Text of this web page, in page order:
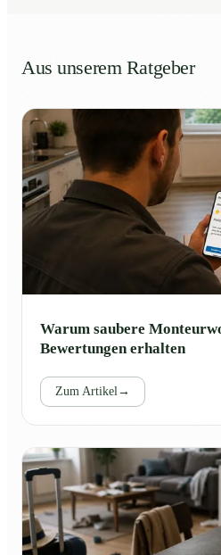
Aus unserem Ratgeber
Warum saubere
Bewertungen erhalten
Zum Artikel→